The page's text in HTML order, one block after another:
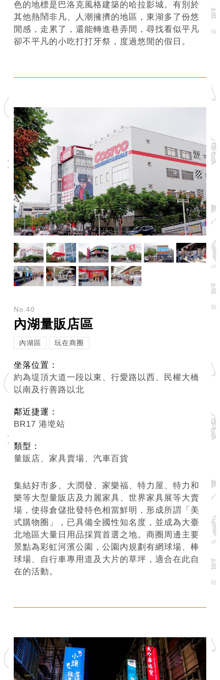
廊
帶
介
紹
音
網
站
導
覽
回
首
頁
常
見
問
語
詞
彙
臺
通
陳
情
系
政
府
網
站
資
隱
私
權
色的地標是巴洛克風格建築的哈拉影城。有別於
其他熱鬧非凡、人潮擁擠的地區，東湖多了份悠
閒感，走累了，還能轉進巷弄間，尋找看似平凡
卻不平凡的小吃打打牙祭，度過悠閒的假日。
No.40
內湖量販店區
內湖區 玩在商圈
坐落位置：
約為堤頂大道一段以東、行愛路以西、民權大橋
以南及行善路以北
鄰近捷運：
BR17 港墘站
類型：
量販店、家具賣場、汽車百貨
集結好市多、大潤發、家樂福、特力屋、特力和
樂等大型量販店及力麗家具、世界家具展等大賣
場，使得倉儲批發特色相當鮮明，形成所謂「美
式購物圈」，已具備全國性知名度，並成為大臺
北地區大量日用品採買首選之地。商圈周邊主要
景點為彩虹河濱公園，公園內規劃有網球場、棒
球場、自行車專用道及大片的草坪，適合在此自
在的活動。